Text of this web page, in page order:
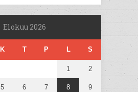
Elokuu 2026
K T P L S
1 2
5 6 7 8 9